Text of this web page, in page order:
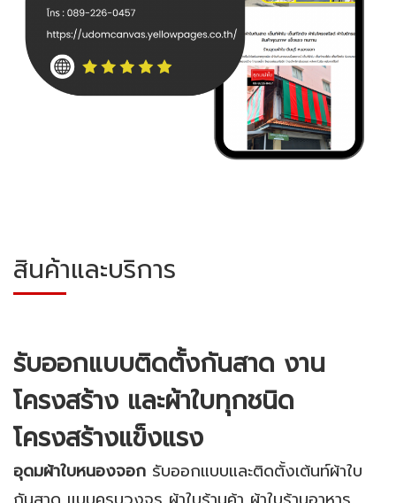
สินค้าและบริการ
รับออกแบบติดตั้งกันสาด งาน
โครงสร้าง และผ้าใบทุกชนิด
โครงสร้างแข็งแรง
อุดมผ้าใบหนองจอก รับออกแบบและติดตั้งเต้นท์ผ้าใบ